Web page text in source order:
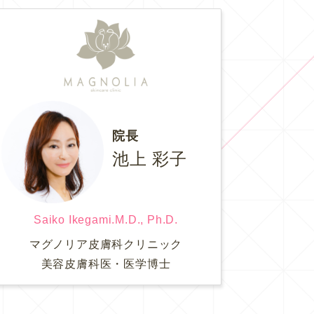
院長
池上 彩子
Saiko Ikegami.M.D., Ph.D.
マグノリア皮膚科クリニック
美容皮膚科医・医学博士